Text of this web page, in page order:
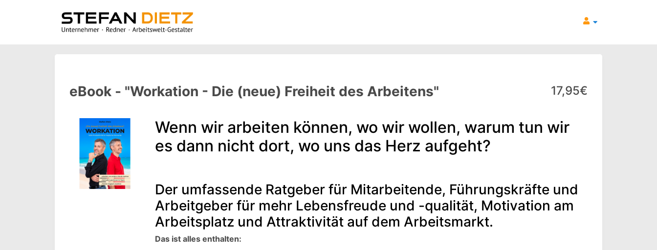
eBook - "Workation - Die (neue) Freiheit des Arbeitens" 17,95€
Wenn wir arbeiten können, wo wir wollen, warum tun wir
es dann nicht dort, wo uns das Herz aufgeht?
Der umfassende Ratgeber für Mitarbeitende, Führungskräfte und
Arbeitgeber für mehr Lebensfreude und -qualität, Motivation am
Arbeitsplatz und Attraktivität auf dem Arbeitsmarkt.
Das ist alles enthalten: